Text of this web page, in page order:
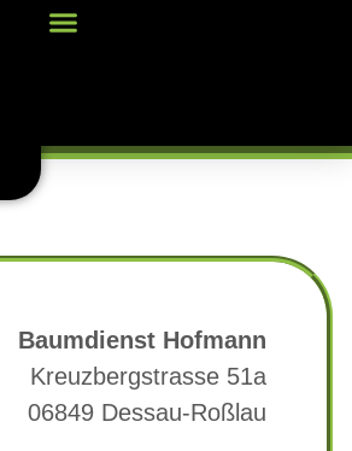
Baumdienst Hofmann
Kreuzbergstrasse 51a
06849 Dessau-Roßlau